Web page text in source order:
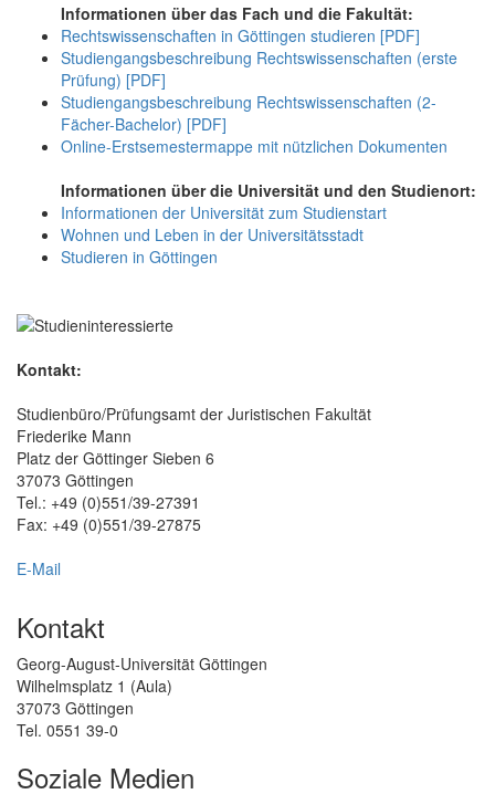
Informationen über das Fach und die Fakultät:
Rechtswissenschaften in Göttingen studieren [PDF]
Studiengangsbeschreibung Rechtswissenschaften (erste
Prüfung) [PDF]
Studiengangsbeschreibung Rechtswissenschaften (2-
Fächer-Bachelor) [PDF]
Online-Erstsemestermappe mit nützlichen Dokumenten
Informationen über die Universität und den Studienort:
Informationen der Universität zum Studienstart
Wohnen und Leben in der Universitätsstadt
Studieren in Göttingen
Kontakt:
Studienbüro/Prüfungsamt der Juristischen Fakultät
Friederike Mann
Platz der Göttinger Sieben 6
37073 Göttingen
Tel.: +49 (0)551/39-27391
Fax: +49 (0)551/39-27875
E-Mail
Kontakt
Georg-August-Universität Göttingen
Wilhelmsplatz 1 (Aula)
37073 Göttingen
Tel. 0551 39-0
Soziale Medien